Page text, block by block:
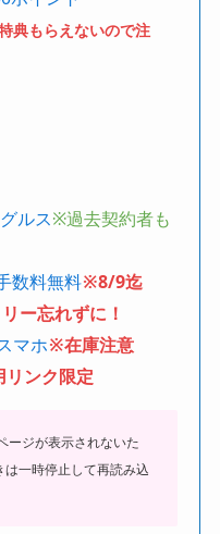
典もらえないので注
ルス※過去契約者も
数料無料※8/9迄
ー忘れずに！
マホ※在庫注意
ンク限定
ージが表示されないた
一時停止して再読み込